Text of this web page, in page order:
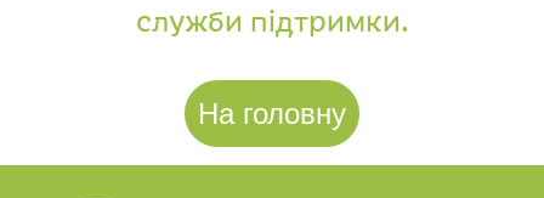
служби підтримки.
На головну